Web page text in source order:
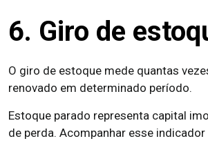
6. Giro de
O giro de estoque mede quantas
renovado em determinado período.
Estoque parado representa capital
de perda. Acompanhar esse indicador